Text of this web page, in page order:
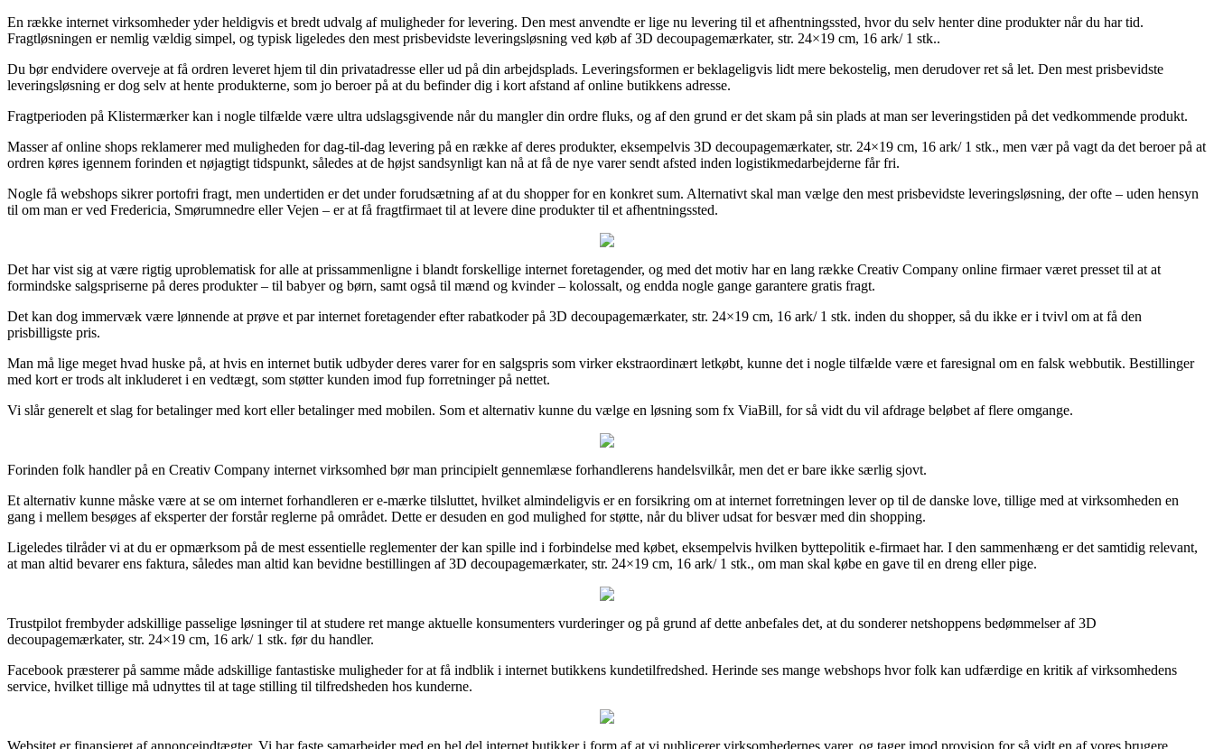
En række internet virksomheder yder heldigvis et bredt udvalg af muligheder for levering. Den mest anvendte er lige nu levering til et afhentningssted, hvor du selv henter dine produkter når du har tid.
Fragtløsningen er nemlig vældig simpel, og typisk ligeledes den mest prisbevidste leveringsløsning ved køb af 3D decoupagemærkater, str. 24×19 cm, 16 ark/ 1 stk..
Du bør endvidere overveje at få ordren leveret hjem til din privatadresse eller ud på din arbejdsplads. Leveringsformen er beklageligvis lidt mere bekostelig, men derudover ret så let. Den mest prisbevidste
leveringsløsning er dog selv at hente produkterne, som jo beroer på at du befinder dig i kort afstand af online butikkens adresse.
Fragtperioden på Klistermærker kan i nogle tilfælde være ultra udslagsgivende når du mangler din ordre fluks, og af den grund er det skam på sin plads at man ser leveringstiden på det vedkommende produkt.
Masser af online shops reklamerer med muligheden for dag-til-dag levering på en række af deres produkter, eksempelvis 3D decoupagemærkater, str. 24×19 cm, 16 ark/ 1 stk., men vær på vagt da det beroer på at
ordren køres igennem forinden et nøjagtigt tidspunkt, således at de højst sandsynligt kan nå at få de nye varer sendt afsted inden logistikmedarbejderne får fri.
Nogle få webshops sikrer portofri fragt, men undertiden er det under forudsætning af at du shopper for en konkret sum. Alternativt skal man vælge den mest prisbevidste leveringsløsning, der ofte – uden hensyn
til om man er ved Fredericia, Smørumnedre eller Vejen – er at få fragtfirmaet til at levere dine produkter til et afhentningssted.
Det har vist sig at være rigtig uproblematisk for alle at prissammenligne i blandt forskellige internet foretagender, og med det motiv har en lang række Creativ Company online firmaer været presset til at at
formindske salgspriserne på deres produkter – til babyer og børn, samt også til mænd og kvinder – kolossalt, og endda nogle gange garantere gratis fragt.
Det kan dog immervæk være lønnende at prøve et par internet foretagender efter rabatkoder på 3D decoupagemærkater, str. 24×19 cm, 16 ark/ 1 stk. inden du shopper, så du ikke er i tvivl om at få den
prisbilligste pris.
Man må lige meget hvad huske på, at hvis en internet butik udbyder deres varer for en salgspris som virker ekstraordinært letkøbt, kunne det i nogle tilfælde være et faresignal om en falsk webbutik. Bestillinger
med kort er trods alt inkluderet i en vedtægt, som støtter kunden imod fup forretninger på nettet.
Vi slår generelt et slag for betalinger med kort eller betalinger med mobilen. Som et alternativ kunne du vælge en løsning som fx ViaBill, for så vidt du vil afdrage beløbet af flere omgange.
Forinden folk handler på en Creativ Company internet virksomhed bør man principielt gennemlæse forhandlerens handelsvilkår, men det er bare ikke særlig sjovt.
Et alternativ kunne måske være at se om internet forhandleren er e-mærke tilsluttet, hvilket almindeligvis er en forsikring om at internet forretningen lever op til de danske love, tillige med at virksomheden en
gang i mellem besøges af eksperter der forstår reglerne på området. Dette er desuden en god mulighed for støtte, når du bliver udsat for besvær med din shopping.
Ligeledes tilråder vi at du er opmærksom på de mest essentielle reglementer der kan spille ind i forbindelse med købet, eksempelvis hvilken byttepolitik e-firmaet har. I den sammenhæng er det samtidig relevant,
at man altid bevarer ens faktura, således man altid kan bevidne bestillingen af 3D decoupagemærkater, str. 24×19 cm, 16 ark/ 1 stk., om man skal købe en gave til en dreng eller pige.
Trustpilot frembyder adskillige passelige løsninger til at studere ret mange aktuelle konsumenters vurderinger og på grund af dette anbefales det, at du sonderer netshoppens bedømmelser af 3D
decoupagemærkater, str. 24×19 cm, 16 ark/ 1 stk. før du handler.
Facebook præsterer på samme måde adskillige fantastiske muligheder for at få indblik i internet butikkens kundetilfredshed. Herinde ses mange webshops hvor folk kan udfærdige en kritik af virksomhedens
service, hvilket tillige må udnyttes til at tage stilling til tilfredsheden hos kunderne.
Websitet er finansieret af annonceindtægter. Vi har faste samarbejder med en hel del internet butikker i form af at vi publicerer virksomhedernes varer, og tager imod provision for så vidt en af vores brugere